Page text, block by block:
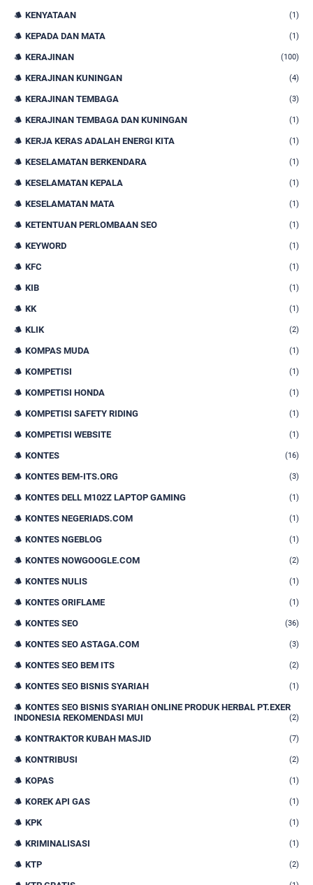
KENYATAAN (1)
KEPADA DAN MATA (1)
KERAJINAN (100)
KERAJINAN KUNINGAN (4)
KERAJINAN TEMBAGA (3)
KERAJINAN TEMBAGA DAN KUNINGAN (1)
KERJA KERAS ADALAH ENERGI KITA (1)
KESELAMATAN BERKENDARA (1)
KESELAMATAN KEPALA (1)
KESELAMATAN MATA (1)
KETENTUAN PERLOMBAAN SEO (1)
KEYWORD (1)
KFC (1)
KIB (1)
KK (1)
KLIK (2)
KOMPAS MUDA (1)
KOMPETISI (1)
KOMPETISI HONDA (1)
KOMPETISI SAFETY RIDING (1)
KOMPETISI WEBSITE (1)
KONTES (16)
KONTES BEM-ITS.ORG (3)
KONTES DELL M102Z LAPTOP GAMING (1)
KONTES NEGERIADS.COM (1)
KONTES NGEBLOG (1)
KONTES NOWGOOGLE.COM (2)
KONTES NULIS (1)
KONTES ORIFLAME (1)
KONTES SEO (36)
KONTES SEO ASTAGA.COM (3)
KONTES SEO BEM ITS (2)
KONTES SEO BISNIS SYARIAH (1)
KONTES SEO BISNIS SYARIAH ONLINE PRODUK HERBAL PT.EXER
INDONESIA REKOMENDASI MUI
(2)
KONTRAKTOR KUBAH MASJID (7)
KONTRIBUSI (2)
KOPAS (1)
KOREK API GAS (1)
KPK (1)
KRIMINALISASI (1)
KTP (2)